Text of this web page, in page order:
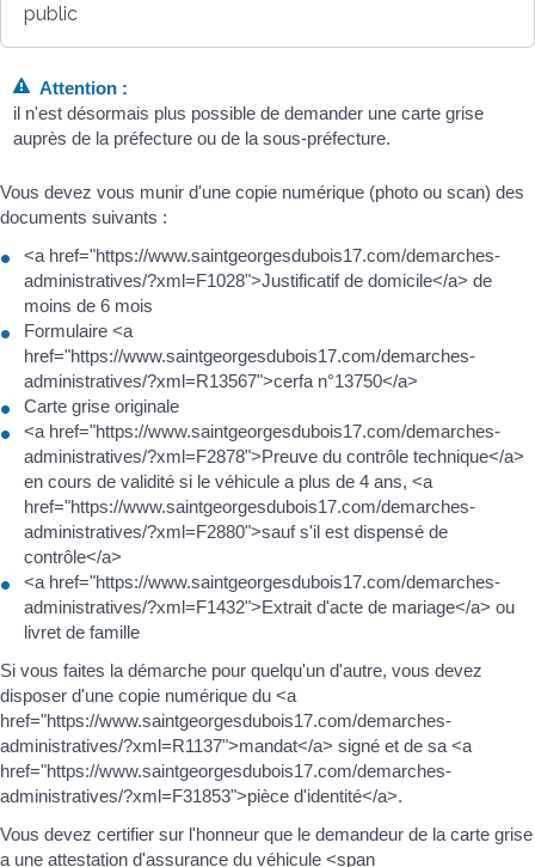
public
Attention :
il n'est désormais plus possible de demander une carte grise
auprès de la préfecture ou de la sous-préfecture.
Vous devez vous munir d'une copie numérique (photo ou scan) des
documents suivants :
<a href="https://www.saintgeorgesdubois17.com/demarches-
administratives/?xml=F1028">Justificatif de domicile</a> de
moins de 6 mois
Formulaire <a
href="https://www.saintgeorgesdubois17.com/demarches-
administratives/?xml=R13567">cerfa n°13750</a>
Carte grise originale
<a href="https://www.saintgeorgesdubois17.com/demarches-
administratives/?xml=F2878">Preuve du contrôle technique</a>
en cours de validité si le véhicule a plus de 4 ans, <a
href="https://www.saintgeorgesdubois17.com/demarches-
administratives/?xml=F2880">sauf s'il est dispensé de
contrôle</a>
<a href="https://www.saintgeorgesdubois17.com/demarches-
administratives/?xml=F1432">Extrait d'acte de mariage</a> ou
livret de famille
Si vous faites la démarche pour quelqu'un d'autre, vous devez
disposer d'une copie numérique du <a
href="https://www.saintgeorgesdubois17.com/demarches-
administratives/?xml=R1137">mandat</a> signé et de sa <a
href="https://www.saintgeorgesdubois17.com/demarches-
administratives/?xml=F31853">pièce d'identité</a>.
Vous devez certifier sur l'honneur que le demandeur de la carte grise
a une attestation d'assurance du véhicule <span